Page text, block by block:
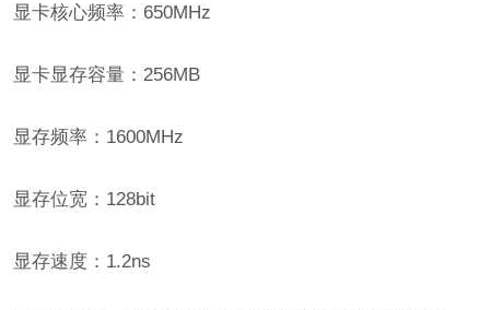
显卡核心频率：650MHz
显卡显存容量：256MB
显存频率：1600MHz
显存位宽：128bit
显存速度：1.2ns